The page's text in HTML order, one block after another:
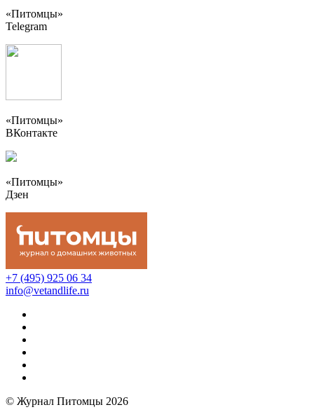
«Питомцы»
Telegram
«Питомцы»
ВКонтакте
«Питомцы»
Дзен
+7 (495) 925 06 34
info@vetandlife.ru
© Журнал Питомцы 2026